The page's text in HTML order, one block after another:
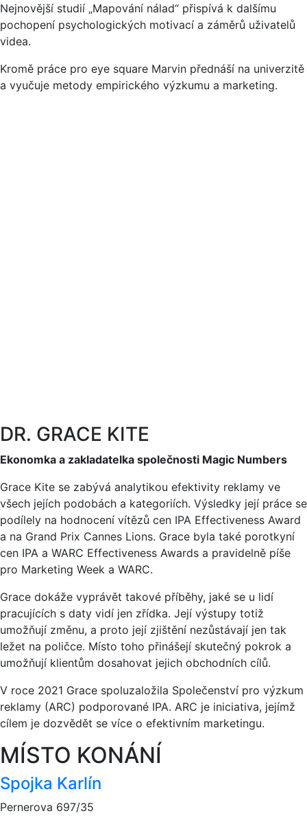
Nejnovější studií „Mapování nálad“ přispívá k dalšímu
pochopení psychologických motivací a záměrů uživatelů
videa.
Kromě práce pro eye square Marvin přednáší na univerzitě
a vyučuje metody empirického výzkumu a marketing.
DR. GRACE KITE
Ekonomka a zakladatelka společnosti Magic Numbers
Grace Kite se zabývá analytikou efektivity reklamy ve
všech jejích podobách a kategoriích. Výsledky její práce se
podílely na hodnocení vítězů cen IPA Effectiveness Award
a na Grand Prix Cannes Lions. Grace byla také porotkyní
cen IPA a WARC Effectiveness Awards a pravidelně píše
pro Marketing Week a WARC.
Grace dokáže vyprávět takové příběhy, jaké se u lidí
pracujících s daty vidí jen zřídka. Její výstupy totiž
umožňují změnu, a proto její zjištění nezůstávají jen tak
ležet na poličce. Místo toho přinášejí skutečný pokrok a
umožňují klientům dosahovat jejich obchodních cílů.
V roce 2021 Grace spoluzaložila Společenství pro výzkum
reklamy (ARC) podporované IPA. ARC je iniciativa, jejímž
cílem je dozvědět se více o efektivním marketingu.
MÍSTO KONÁNÍ
Spojka Karlín
Pernerova 697/35